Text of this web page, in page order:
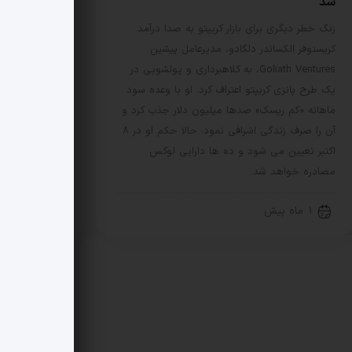
زنگ خطر دیگری برای بازار کریپتو به صدا درآمد.
کریستوفر الکساندر دلگادو، مدیرعامل پیشین
Goliath Ventures، به کلاهبرداری و پولشویی در
یک طرح پانزی کریپتو اعتراف کرد. او با وعده سود
ماهانه «کم ریسک» صدها میلیون دلار جذب کرد و
آن را صرف زندگی اشرافی نمود. حالا حکم او در 8
اکتبر تعیین می شود و ده ها دارایی لوکس
مصادره خواهد شد.
1 ماه پیش